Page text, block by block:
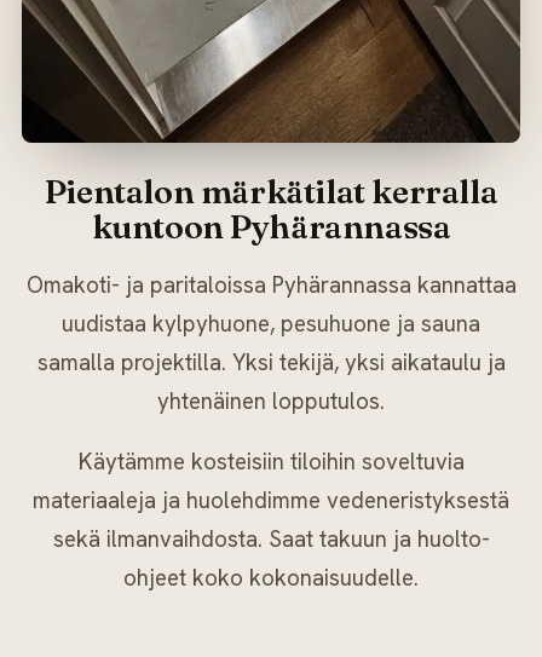
Pientalon märkätilat kerralla
kuntoon Pyhärannassa
Omakoti- ja paritaloissa Pyhärannassa kannattaa
uudistaa kylpyhuone, pesuhuone ja sauna
samalla projektilla. Yksi tekijä, yksi aikataulu ja
yhtenäinen lopputulos.
Käytämme kosteisiin tiloihin soveltuvia
materiaaleja ja huolehdimme vedeneristyksestä
sekä ilmanvaihdosta. Saat takuun ja huolto-
ohjeet koko kokonaisuudelle.